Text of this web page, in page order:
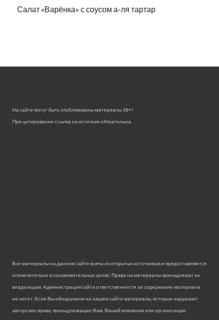
Салат «Варёнка» с соусом а-ля тартар
На сайте могут быть опубликованы материалы 18+!
При цитировании ссылка на источник обязательна.
Все материалы на данном сайте взяты из открытых источников и предоставляются
исключительно в ознакомительных целях. Права на материалы принадлежат их
владельцам. Администрация сайта ответственности за содержание материала
не несет. Если Вы обнаружили на нашем сайте материалы, которые нарушают
авторские права, принадлежащие Вам, Вашей компании или организации,